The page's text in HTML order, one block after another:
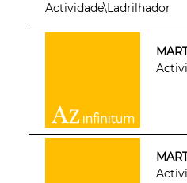
Actividade\Ladrilhador